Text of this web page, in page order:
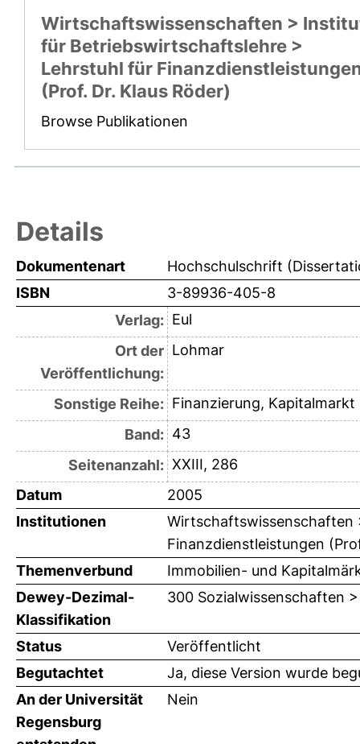
Wirtschaftswissenschaften >
für Betriebswirtschaftslehre >
Lehrstuhl für
(Prof. Dr. Klaus Röder)
Browse Publikationen
Details
Dokumentenart
Hochschulschrift
ISBN
3-89936-405-8
Verlag: Eul
Ort der
Veröffentlichung:
Lohmar
Sonstige Reihe: Finanzierung, Kapitalmarkt
Band: 43
Seitenanzahl: XXIII, 286
Datum
2005
Institutionen
Finanzdienstleistungen
Themenverbund
Immobilien- und
Dewey-Dezimal-
Klassifikation
300 Sozialwissenschaften
Status
Veröffentlicht
Begutachtet
Ja, diese Version wurde
An der Universität
Regensburg
Nein